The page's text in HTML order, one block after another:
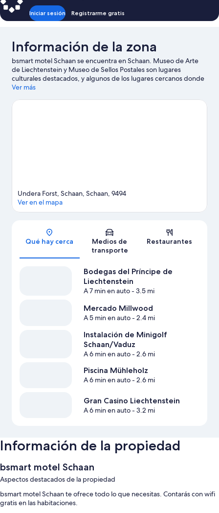
Iniciar sesión Registrarme gratis
Información de la zona
bsmart motel Schaan se encuentra en Schaan. Museo de Arte
de Liechtenstein y Museo de Sellos Postales son lugares
culturales destacados, y algunos de los lugares cercanos donde
se pueden hacer actividades incluyen Piscina Mühleholz y
conocer Mini Golf y Museo Nacional de Liechtenstein.
Ver más
Sección del mapa
Undera Forst, Schaan, Schaan, 9494
Ver en el mapa
Qué hay cerca
Medios de
transporte
Restaurantes
Bodegas del Príncipe de
Liechtenstein
A 7 min en auto- 3.5 mi
Mercado Millwood
A 5 min en auto- 2.4 mi
Instalación de Minigolf
Schaan/Vaduz
A 6 min en auto- 2.6 mi
Piscina Mühleholz
A 6 min en auto- 2.6 mi
Gran Casino Liechtenstein
A 6 min en auto- 3.2 mi
Información de la propiedad
bsmart motel Schaan
Aspectos destacados de la propiedad
bsmart motel Schaan te ofrece todo lo que necesitas. Contarás con wifi
gratis en las habitaciones.